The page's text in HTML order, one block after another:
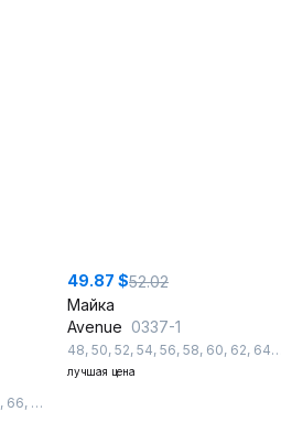
, 66, 68
49.87 $52.02
Майка
Avenue 0337-1
48, 50, 52, 54, 56, 58, 60, 62, 64,
лучшая цена